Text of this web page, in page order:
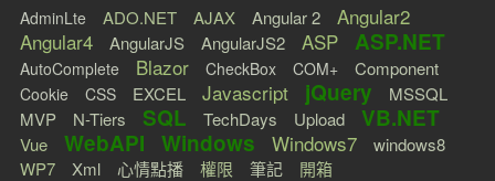
AdminLte ADO.NET AJAX Angular 2
Angular2
Angular4
AngularJS AngularJS2 ASP ASP.NET
AutoComplete Blazor CheckBox COM+ Component
Cookie CSS EXCEL Javascript jQuery
MSSQL
MVP
N-Tiers SQL TechDays Upload VB.NET
Vue WebAPI Windows Windows7
windows8
WP7
Xml 心情點播 權限 筆記 開箱